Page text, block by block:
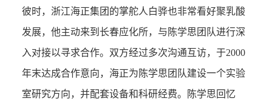
彼时，浙江海正集团的掌舵人白骅也非常看好聚乳酸
发展，他主动来到长春应化所，与陈学思团队进行深
入对接以寻求合作。双方经过多次沟通互访，于2000
年末达成合作意向，海正为陈学思团队建设一个实验
室研究方向，并配套设备和科研经费。陈学思回忆